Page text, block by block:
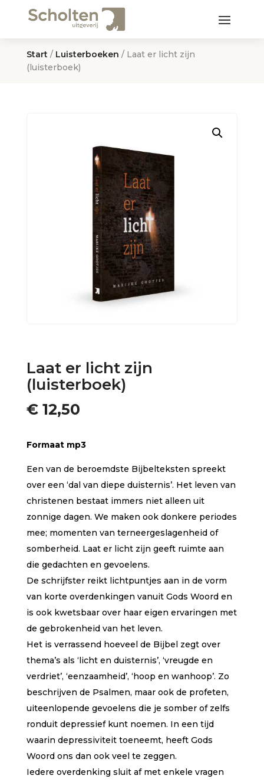
Start / Luisterboeken / Laat er licht zijn
(luisterboek)
Laat er licht zijn
(luisterboek)
€12,50
Formaat mp3
Een van de beroemdste Bijbelteksten spreekt
over een ‘dal van diepe duisternis’. Het leven van
christenen bestaat immers niet alleen uit
zonnige dagen. We maken ook donkere periodes
mee; momenten van terneergeslagenheid of
somberheid. Laat er licht zijn geeft ruimte aan
die gedachten en gevoelens.
De schrijfster reikt lichtpuntjes aan in de vorm
van korte overdenkingen vanuit Gods Woord en
is ook kwetsbaar over haar eigen ervaringen met
de gebrokenheid van het leven.
Het is verrassend hoeveel de Bijbel zegt over
thema’s als ‘licht en duisternis’, ‘vreugde en
verdriet’, ‘eenzaamheid’, ‘hoop en wanhoop’. Zo
beschrijven de Psalmen, maar ook de profeten,
uiteenlopende gevoelens die je somber of zelfs
ronduit depressief kunt noemen. In een tijd
waarin depressiviteit toeneemt, heeft Gods
Woord ons dan ook veel te zeggen.
Iedere overdenking sluit af met enkele vragen